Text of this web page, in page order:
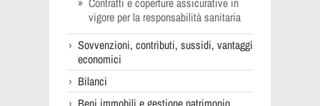
vigore per la responsabilità sanitaria
Sovvenzioni, contributi, sussidi, vantaggi
economici
Bilanci